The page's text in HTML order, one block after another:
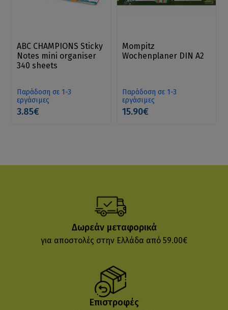
ABC CHAMPIONS Sticky
Notes mini organiser
340 sheets
Παράδοση σε 1-3
εργάσιμες
3.85€
Mompitz
Wochenplaner DIN A2
Παράδοση σε 1-3
εργάσιμες
15.90€
Δωρεάν μεταφορικά
για αποστολές στην Ελλάδα από 59.00€
Επιστροφές